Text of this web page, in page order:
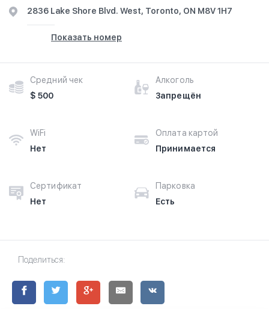
2836 Lake Shore Blvd. West, Toronto, ON M8V 1H7
Показать номер
Средний чек
$ 500
Алкоголь
Запрещён
WiFi
Нет
Оплата картой
Принимается
Сертификат
Нет
Парковка
Есть
Поделиться: